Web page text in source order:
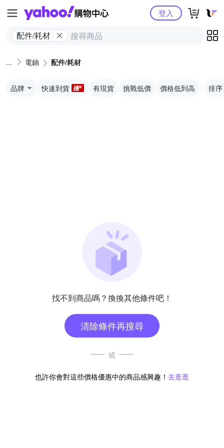
Yahoo購物中心
配件/耗材
登入
電鍋 配件/耗材
品牌 快速到貨 有現貨 挑戰低價 價格低到高 排序
找不到商品嗎？換換其他條件吧！
清除條件再搜尋
或
也許你會對這些價格優惠中的商品感興趣！ 去逛逛